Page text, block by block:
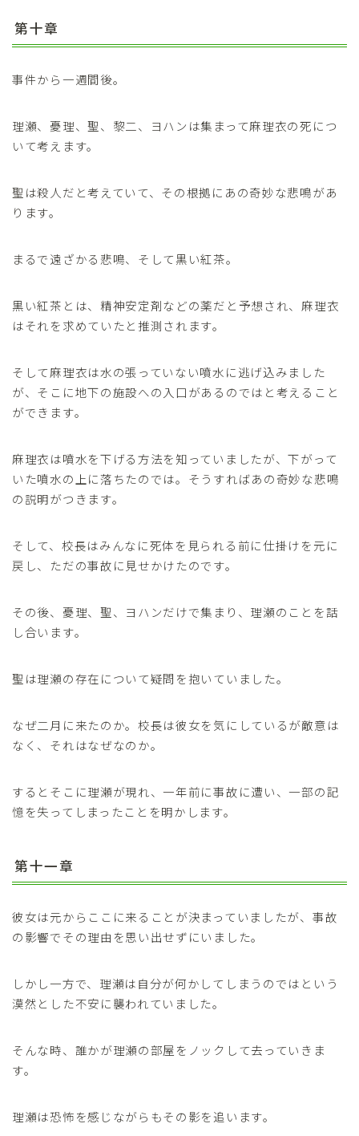
第十章
事件から一週間後。
理瀬、憂理、聖、黎二、ヨハンは集まって麻理衣の死につ
いて考えます。
聖は殺人だと考えていて、その根拠にあの奇妙な悲鳴があ
ります。
まるで遠ざかる悲鳴、そして黒い紅茶。
黒い紅茶とは、精神安定剤などの薬だと予想され、麻理衣
はそれを求めていたと推測されます。
そして麻理衣は水の張っていない噴水に逃げ込みました
が、そこに地下の施設への入口があるのではと考えること
ができます。
麻理衣は噴水を下げる方法を知っていましたが、下がって
いた噴水の上に落ちたのでは。そうすればあの奇妙な悲鳴
の説明がつきます。
そして、校長はみんなに死体を見られる前に仕掛けを元に
戻し、ただの事故に見せかけたのです。
その後、憂理、聖、ヨハンだけで集まり、理瀬のことを話
し合います。
聖は理瀬の存在について疑問を抱いていました。
なぜ二月に来たのか。校長は彼女を気にしているが敵意は
なく、それはなぜなのか。
するとそこに理瀬が現れ、一年前に事故に遭い、一部の記
憶を失ってしまったことを明かします。
第十一章
彼女は元からここに来ることが決まっていましたが、事故
の影響でその理由を思い出せずにいました。
しかし一方で、理瀬は自分が何かしてしまうのではという
漠然とした不安に襲われていました。
そんな時、誰かが理瀬の部屋をノックして去っていきま
す。
理瀬は恐怖を感じながらもその影を追います。